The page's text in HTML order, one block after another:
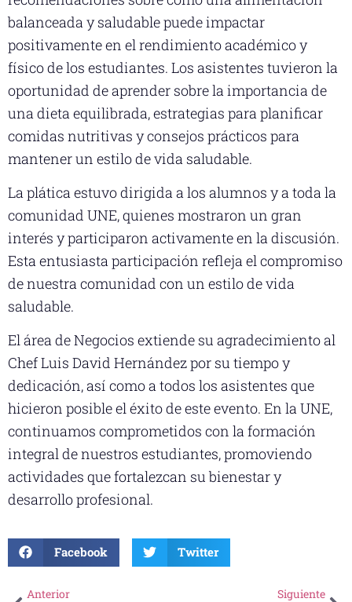
balanceada y saludable puede impactar
positivamente en el rendimiento académico y
físico de los estudiantes. Los asistentes tuvieron la
oportunidad de aprender sobre la importancia de
una dieta equilibrada, estrategias para planificar
comidas nutritivas y consejos prácticos para
mantener un estilo de vida saludable.
La plática estuvo dirigida a los alumnos y a toda la
comunidad UNE, quienes mostraron un gran
interés y participaron activamente en la discusión.
Esta entusiasta participación refleja el compromiso
de nuestra comunidad con un estilo de vida
saludable.
El área de Negocios extiende su agradecimiento al
Chef Luis David Hernández por su tiempo y
dedicación, así como a todos los asistentes que
hicieron posible el éxito de este evento. En la UNE,
continuamos comprometidos con la formación
integral de nuestros estudiantes, promoviendo
actividades que fortalezcan su bienestar y
desarrollo profesional.
Facebook Twitter
Anterior Siguiente